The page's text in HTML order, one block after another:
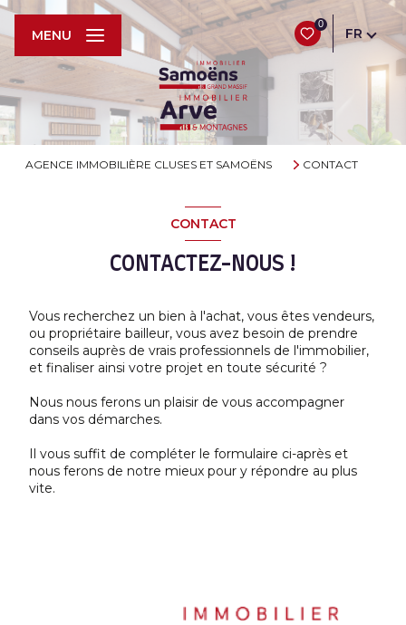
0
FR
MENU
AGENCE IMMOBILIÈRE CLUSES ET SAMOËNS CONTACT
CONTACT
CONTACTEZ-NOUS !
Vous recherchez un bien à l'achat, vous êtes vendeurs,
ou propriétaire bailleur, vous avez besoin de prendre
conseils auprès de vrais professionnels de l'immobilier,
et finaliser ainsi votre projet en toute sécurité ?
Nous nous ferons un plaisir de vous accompagner
dans vos démarches.
Il vous suffit de compléter le formulaire ci-après et
nous ferons de notre mieux pour y répondre au plus
vite.